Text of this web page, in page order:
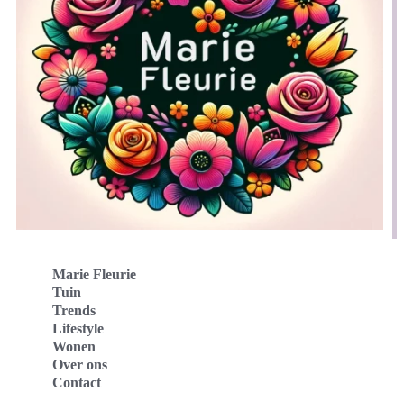
Marie Fleurie
Tuin
Trends
Lifestyle
Wonen
Over ons
Contact